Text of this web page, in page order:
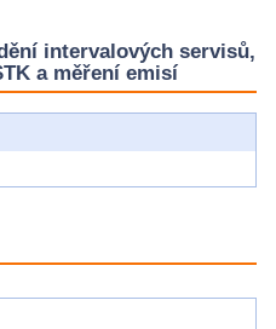
intervalových servisů,
a měření emisí